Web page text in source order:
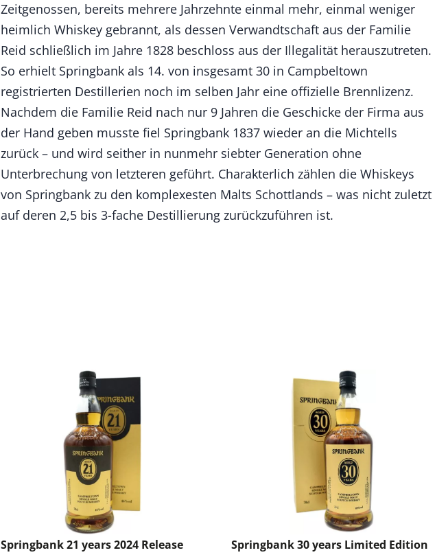
Zeitgenossen, bereits mehrere Jahrzehnte einmal mehr, einmal weniger
heimlich Whiskey gebrannt, als dessen Verwandtschaft aus der Familie
Reid schließlich im Jahre 1828 beschloss aus der Illegalität herauszutreten.
So erhielt Springbank als 14. von insgesamt 30 in Campbeltown
registrierten Destillerien noch im selben Jahr eine offizielle Brennlizenz.
Nachdem die Familie Reid nach nur 9 Jahren die Geschicke der Firma aus
der Hand geben musste fiel Springbank 1837 wieder an die Michtells
zurück – und wird seither in nunmehr siebter Generation ohne
Unterbrechung von letzteren geführt. Charakterlich zählen die Whiskeys
von Springbank zu den komplexesten Malts Schottlands – was nicht zuletzt
auf deren 2,5 bis 3-fache Destillierung zurückzuführen ist.
Springbank 21 years 2024 Release
Springbank 30 years Limited Edition